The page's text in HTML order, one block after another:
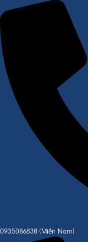
0935086838 (Miền Nam)